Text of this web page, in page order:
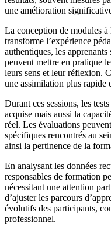
une amélioration
La conception de modules
transforme l’expérience
authentiques, les
peuvent mettre en pratique
leurs sens et leur réflexion.
une assimilation plus rapide
Durant ces sessions, les
acquise mais aussi la
réel. Les évaluations
spécifiques rencontrés au
ainsi la pertinence de la
En analysant les données
responsables de formation
nécessitant une attention
d’ajuster les parcours
évolutifs des participants,
professionnel.